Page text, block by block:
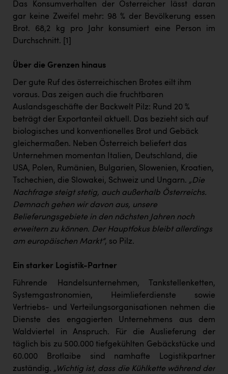
Das Konsumverhalten der Österreicher lässt daran
gar keine Zweifel mehr: 98 % der Bevölkerung essen
Brot. 68,2 kg pro Jahr konsumiert eine Person im
Durchschnitt.
[1]
Über die Grenzen hinaus
Der gute Ruf des österreichischen Brotes eilt ihm
voraus. Das zeigen auch die fruchtbaren
Auslandsgeschäfte der Backwelt Pilz: Rund 20 %
beträgt der Exportanteil aktuell. Das bezieht sich auf
biologisches und konventionelles Brot und Gebäck
gleichermaßen. Neben Österreich beliefert das
Unternehmen momentan Italien, Deutschland, die
USA, Polen, Rumänien, Bulgarien, Slowenien, Kroatien,
Tschechien, die Slowakei, Schweiz und Ungarn. „Die
Nachfrage steigt stetig, auch außerhalb Österreichs.
Demnach gehen wir davon aus, unsere
Belieferungsgebiete in den nächsten Jahren noch
erweitern zu können. Der Hauptfokus bleibt allerdings
am europäischen Markt“, so Pilz.
Ein starker Logistik-Partner
Führende Handelsunternehmen, Tankstellenketten,
Systemgastronomien, Heimlieferdienste sowie
Vertriebs- und Verteilungsorganisationen nehmen die
Dienste des engagierten Unternehmens aus dem
Waldviertel in Anspruch. Für die Auslieferung der
täglich bis zu 500.000 tiefgekühlten Gebäckstücke und
60.000 Brotlaibe sind namhafte Logistikpartner
zuständig. „Wichtig ist, dass die Kühlkette während der